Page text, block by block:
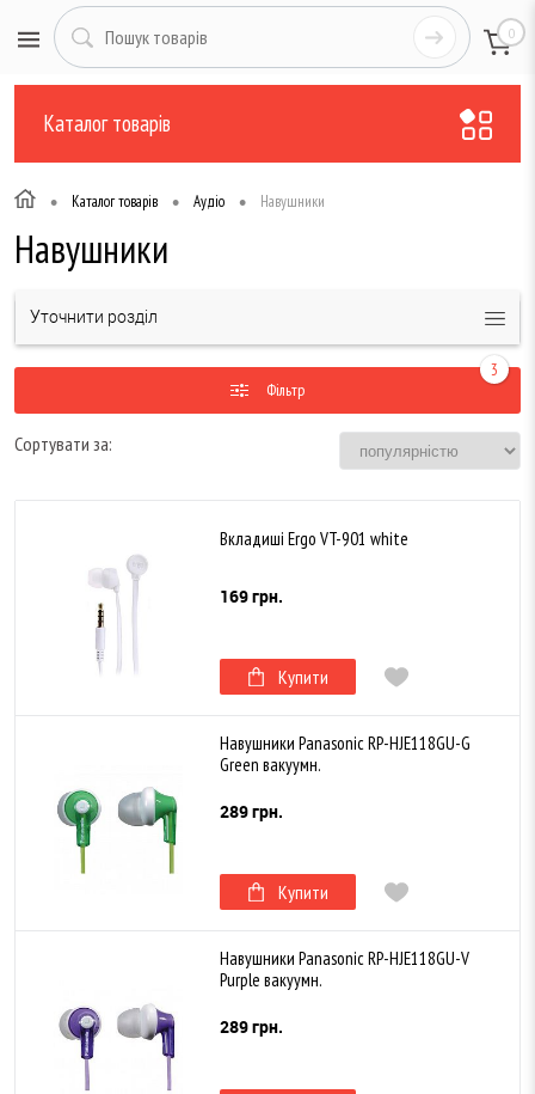
0
Каталог товарів
• Каталог товарів • Аудіо • Навушники
Навушники
Уточнити розділ
Фільтр
3
Сортувати за:
Вкладиші Ergo VT-901 white
169 грн.
Купити
Навушники Panasonic RP-HJE118GU-G
Green вакуумн.
289 грн.
Купити
Навушники Panasonic RP-HJE118GU-V
Purple вакуумн.
289 грн.